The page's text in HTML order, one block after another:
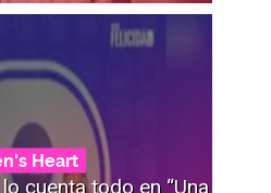
Heart
cuenta todo en “Una